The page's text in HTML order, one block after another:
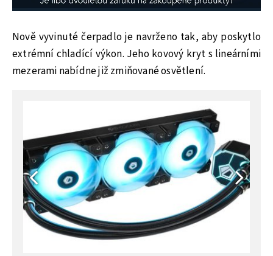
Nově vyvinuté čerpadlo je navrženo tak, aby poskytlo
extrémní chladící výkon. Jeho kovový kryt s lineárními
mezerami nabídne již zmiňované osvětlení.